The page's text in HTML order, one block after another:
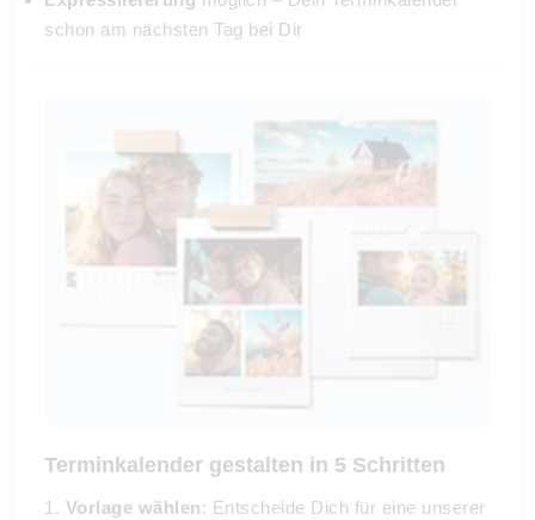
schon am nächsten Tag bei Dir
Terminkalender gestalten in 5 Schritten
1. Vorlage wählen: Entscheide Dich für eine unserer